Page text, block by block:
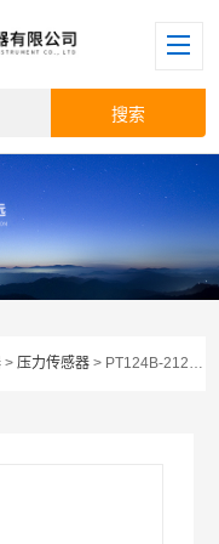
>压力传感器 > PT124B-212水泵压力传感器